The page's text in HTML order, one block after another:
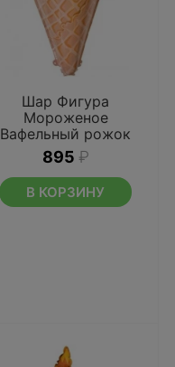
Шар Фигура
Мороженое
Вафельный рожок
895 ₽
В КОРЗИНУ